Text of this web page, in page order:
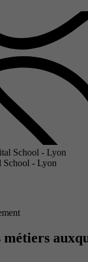
- Lyon
métiers